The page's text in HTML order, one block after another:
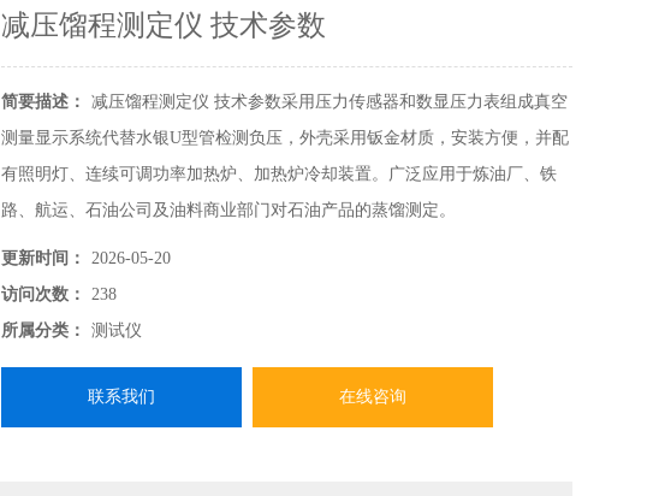
减压馏程测定仪 技术参数
简要描述：
减压馏程测定仪 技术参数采用压力传感器和数显压力表组成真空
测量显示系统代替水银U型管检测负压，外壳采用钣金材质，安装方便，并配
有照明灯、连续可调功率加热炉、加热炉冷却装置。广泛应用于炼油厂、铁
路、航运、石油公司及油料商业部门对石油产品的蒸馏测定。
更新时间：
2026-05-20
访问次数：
238
所属分类：
测试仪
联系我们 在线咨询